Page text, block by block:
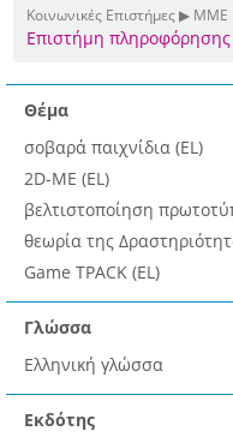
Κοινωνικές Επιστήμες ▶ ΜΜΕ
Επιστήμη πληροφόρησης
Θέμα
σοβαρά παιχνίδια (EL)
2D-ME (EL)
βελτιστοποίηση
θεωρία της
Game TPACK (EL)
Γλώσσα
Ελληνική γλώσσα
Εκδότης